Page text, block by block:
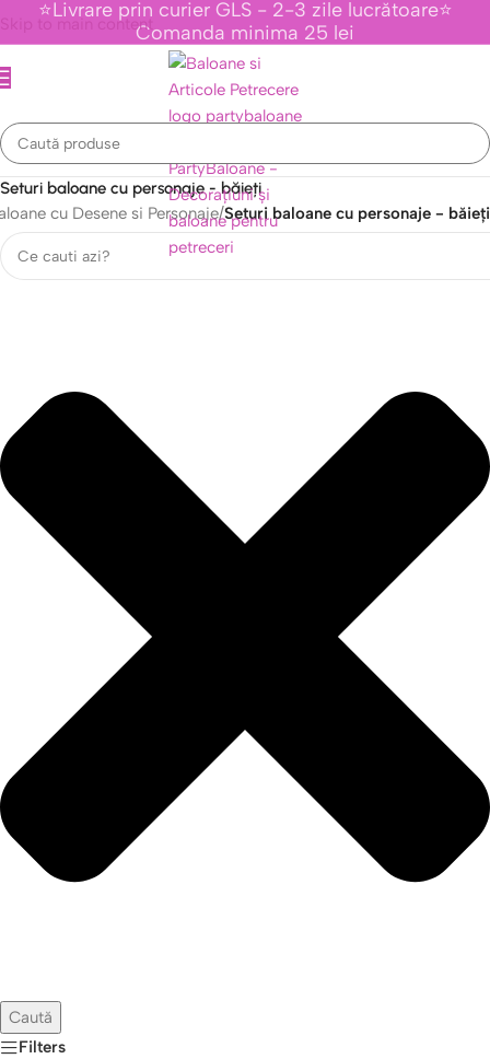
Skip to main content
⭐Livrare prin curier GLS - 2-3 zile lucrătoare⭐
Comanda minima 25 lei
Seturi baloane cu personaje - băieți
cu Desene si Personaje/Seturi baloane cu personaje - băieți
Caută
Filters